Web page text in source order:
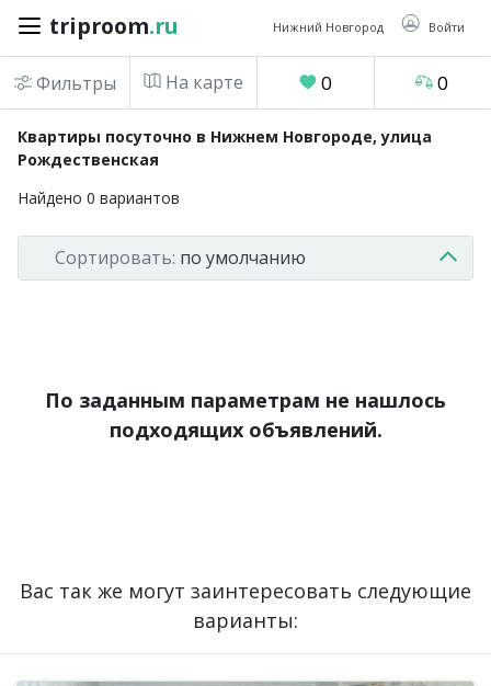
triproom.ru Нижний Новгород Войти
triproom .ru
рубль
Войти / Зарегистрироваться
Добавить
Фильтры На карте 0 0
Квартиры посуточно в Нижнем Новгороде, улица
Рождественская
Найдено 0 вариантов
Сортировать: по умолчанию
По заданным параметрам не нашлось
подходящих объявлений.
Вас так же могут заинтересовать следующие
варианты: